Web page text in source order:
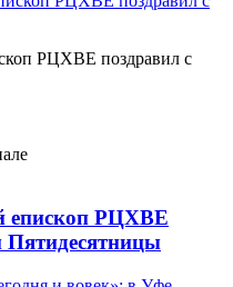
РЦХВЕ поздравил с
епископ РЦХВЕ
Пятидесятницы